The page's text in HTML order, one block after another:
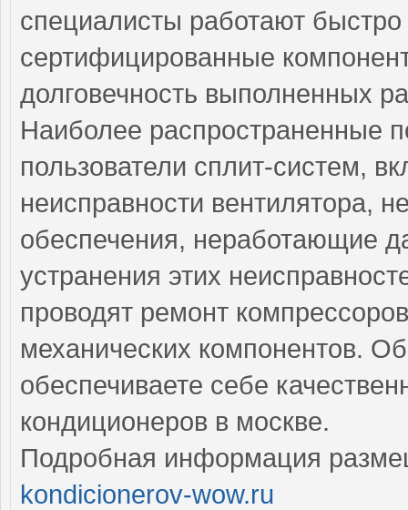
специалисты работают быстро
сертифицированные
долговечность выполненных
Наиболее распространенные
пользователи сплит-систем,
неисправности вентилятора,
обеспечения, неработающие
устранения этих
проводят ремонт
механических компонентов.
обеспечиваете себе
кондиционеров в москве.
Подробная информация
kondicionerov-wow.ru